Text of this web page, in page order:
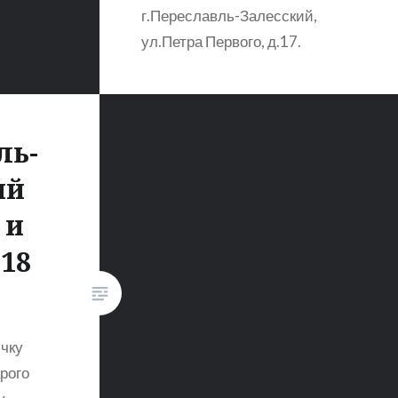
г.Переславль-Залесский,
ул.Петра Первого, д.17.
38.787161 Посмотреть на
и